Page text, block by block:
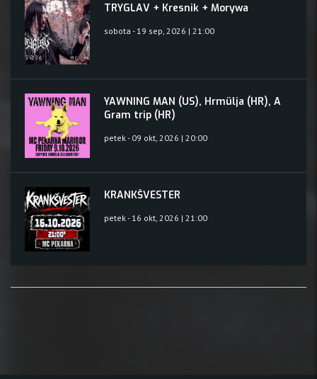
TRYGLAV + Kresnik + Morywa
sobota - 19 sep, 2026 | 21:00
YAWNING MAN (US), Hrmülja (HR), A
Gram trip (HR)
petek - 09 okt, 2026 | 20:00
KRANKŠVESTER
petek - 16 okt, 2026 | 21:00